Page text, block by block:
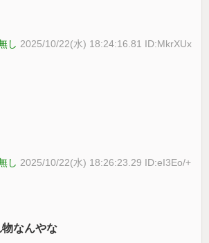
し 2025/10/22(水) 18:24:16.81 ID:MkrXUx
し 2025/10/22(水) 18:26:23.29 ID:eI3Eo/+
なんやな